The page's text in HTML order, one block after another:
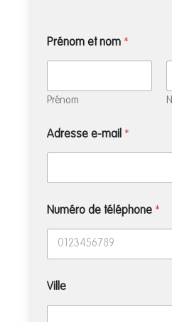
Prénom et nom *
Prénom
Adresse e-mail *
Numéro de téléphone *
Ville